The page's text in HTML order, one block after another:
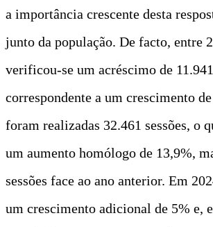
a importância crescente desta
junto da população. De facto, entre
verificou-se um acréscimo de 11.941
correspondente a um crescimento
foram realizadas 32.461 sessões, o
um aumento homólogo de 13,9%,
sessões face ao ano anterior. Em
um crescimento adicional de 5% e,